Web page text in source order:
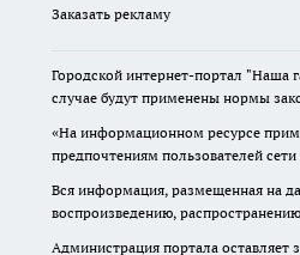
Заказать рекламу
Городской интернет-портал "Наша
случае будут применены нормы
«На информационном ресурсе
предпочтениям пользователей
Вся информация, размещенная на
воспроизведению,
Администрация портала оставляет